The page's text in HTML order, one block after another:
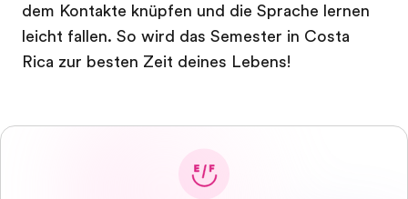
dem Kontakte knüpfen und die Sprache lernen
leicht fallen. So wird das Semester in Costa
Rica zur besten Zeit deines Lebens!